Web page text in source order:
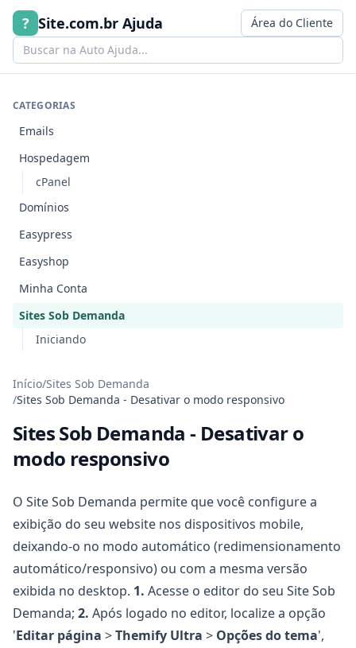
Ir para o conteúdo
? Site.com.br Ajuda Área do Cliente
CATEGORIAS
Emails
Hospedagem
cPanel
Domínios
Easypress
Easyshop
Minha Conta
Sites Sob Demanda
Iniciando
Início/Sites Sob Demanda
/Sites Sob Demanda - Desativar o modo responsivo
Sites Sob Demanda - Desativar o
modo responsivo
O Site Sob Demanda permite que você configure a
exibição do seu website nos dispositivos mobile,
deixando-o no modo automático (redimensionamento
automático/responsivo) ou com a mesma versão
exibida no desktop. 1. Acesse o editor do seu Site Sob
Demanda; 2. Após logado no editor, localize a opção
'Editar página >Themify Ultra > Opções do tema',